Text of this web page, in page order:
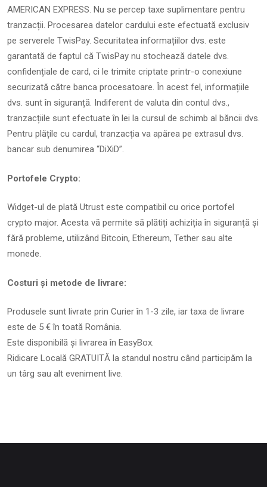
AMERICAN EXPRESS. Nu se percep taxe suplimentare pentru
tranzacții. Procesarea datelor cardului este efectuată exclusiv
pe serverele TwisPay. Securitatea informațiilor dvs. este
garantată de faptul că TwisPay nu stochează datele dvs.
confidențiale de card, ci le trimite criptate printr-o conexiune
securizată către banca procesatoare. În acest fel, informațiile
dvs. sunt în siguranță. Indiferent de valuta din contul dvs.,
tranzacțiile sunt efectuate în lei la cursul de schimb al băncii dvs.
Pentru plățile cu cardul, tranzacția va apărea pe extrasul dvs.
bancar sub denumirea “DiXiD”.
Portofele Crypto:
Widget-ul de plată Utrust este compatibil cu orice portofel
crypto major. Acesta vă permite să plătiți achiziția în siguranță și
fără probleme, utilizând Bitcoin, Ethereum, Tether sau alte
monede.
Costuri și metode de livrare:
Produsele sunt livrate prin Curier în 1-3 zile, iar taxa de livrare
este de 5 € în toată România.
Este disponibilă și livrarea în EasyBox.
Ridicare Locală GRATUITĂ la standul nostru când participăm la
un târg sau alt eveniment live.